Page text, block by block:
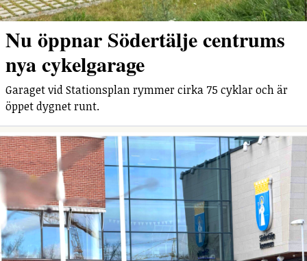
Nu öppnar Södertälje centrums
nya cykelgarage
Garaget vid Stationsplan rymmer cirka 75 cyklar och är
öppet dygnet runt.